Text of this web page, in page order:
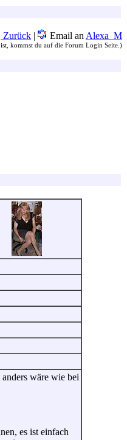
Zurück | Email an Alexa_M
kommst du auf die Forum Login Seite.)
wäre wie bei
es ist einfach